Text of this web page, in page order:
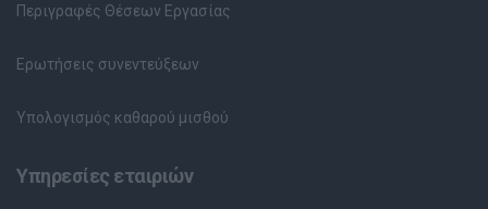
Περιγραφές Θέσεων Εργασίας
Ερωτήσεις συνεντεύξεων
Υπολογισμός καθαρού μισθού
Υπηρεσίες εταιριών